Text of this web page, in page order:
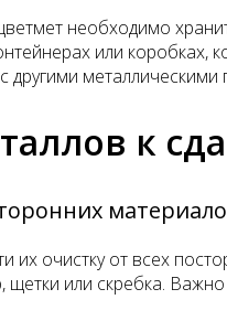
необходимо
или коробках,
другими
к
очистку от всех
или скребка.